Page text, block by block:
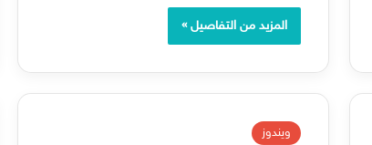
المزيد من التفاصيل »
ويندوز